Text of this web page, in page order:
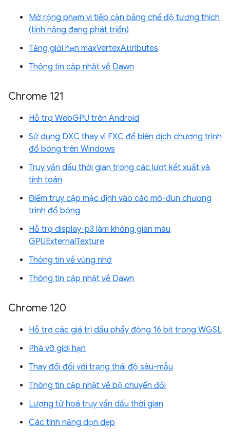
Mở rộng phạm vi tiếp cận bằng chế độ tương thích
(tính năng đang phát triển)
Tăng giới hạn maxVertexAttributes
Thông tin cập nhật về Dawn
Chrome 121
Hỗ trợ WebGPU trên Android
Sử dụng DXC thay vì FXC để biên dịch chương trình
đổ bóng trên Windows
Truy vấn dấu thời gian trong các lượt kết xuất và
tính toán
Điểm truy cập mặc định vào các mô-đun chương
trình đổ bóng
Hỗ trợ display-p3 làm không gian màu
GPUExternalTexture
Thông tin về vùng nhớ
Thông tin cập nhật về Dawn
Chrome 120
Hỗ trợ các giá trị dấu phẩy động 16 bit trong WGSL
Phá vỡ giới hạn
Thay đổi đối với trạng thái độ sâu-mẫu
Thông tin cập nhật về bộ chuyển đổi
Lượng tử hoá truy vấn dấu thời gian
Các tính năng dọn dẹp